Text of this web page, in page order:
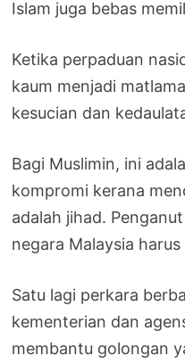
Islam juga bebas
Ketika perpaduan
kaum menjadi
kesucian dan
Bagi Muslimin, ini
kompromi kerana
adalah jihad.
negara Malaysia
Satu lagi perkara
kementerian dan
membantu golongan